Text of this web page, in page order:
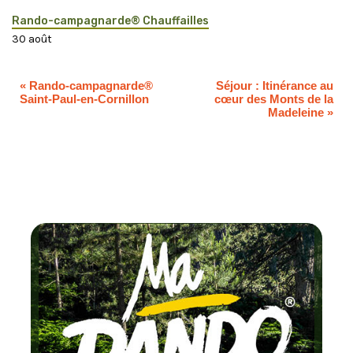
Rando-campagnarde® Chauffailles
30 août
« Rando-campagnarde®
Saint-Paul-en-Cornillon
Séjour : Itinérance au
cœur des Monts de la
Madeleine »
Chaque